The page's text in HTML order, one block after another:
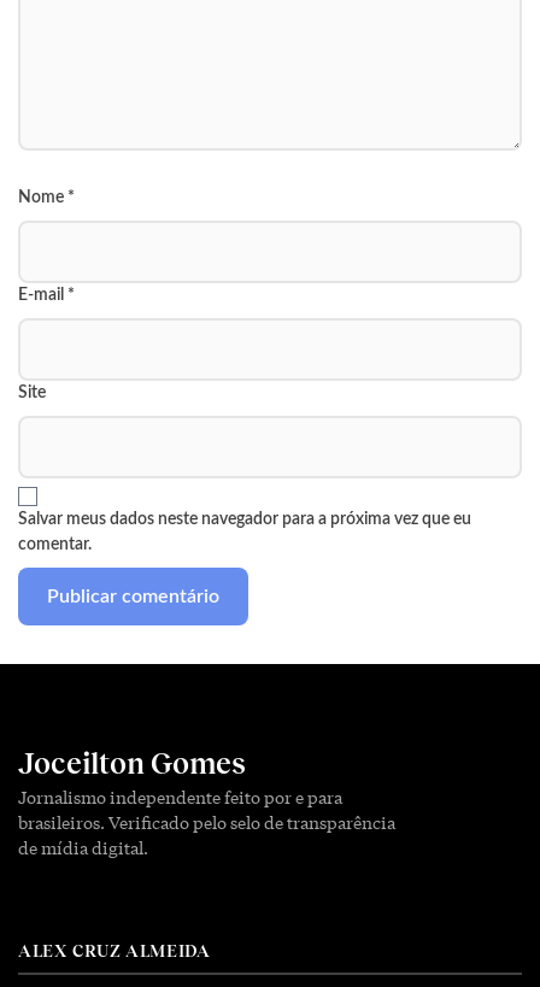
Nome *
E-mail *
Site
Salvar meus dados neste navegador para a próxima vez que eu
comentar.
Joceilton Gomes
Jornalismo independente feito por e para
brasileiros. Verificado pelo selo de transparência
de mídia digital.
ALEX CRUZ ALMEIDA